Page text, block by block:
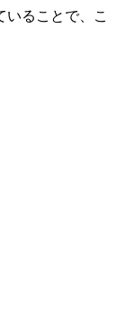
ることで、こ